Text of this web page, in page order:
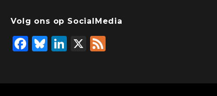
Volg ons op SocialMedia
F
Bl
Li
X